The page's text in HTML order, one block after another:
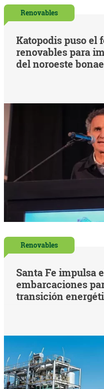
Renovables
Katopodis puso el
renovables para
del noroeste
Renovables
Santa Fe impulsa
embarcaciones
transición